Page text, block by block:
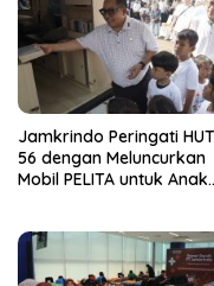
Jamkrindo Peringati
56 dengan Meluncurkan
Mobil PELITA untuk Anak